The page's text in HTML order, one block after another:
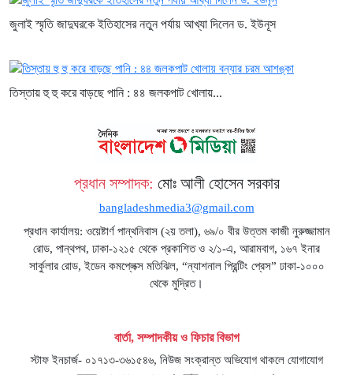
জুলাই স্মৃতি জাদুঘরকে ইতিহাসের নতুন পর্যায় আখ্যা দিলেন ড. ইউনূস
তিস্তায় হু হু করে বাড়ছে পানি : ৪৪ জলকপাট খোলায়...
প্রধান সম্পাদক: মোঃ আলী হোসেন সরকার
bangladeshmedia3@gmail.com
প্রধান কার্যালয়: ওয়েষ্টার্ণ পান্থনিবাস (২য় তলা), ৬৯/০ বীর উত্তম কাজী নুরুজ্জামান
রোড, পান্থপথ, ঢাকা-১২১৫ থেকে প্রকাশিত ও ২/১-এ, আরামবাগ, ১৬৭ ইনার
সার্কুলার রোড, ইডেন কমপ্লেক্স মতিঝিল, “ন্যাশনাল প্রিন্টিং প্রেস” ঢাকা-১০০০
থেকে মুদ্রিত।
বার্তা, সম্পাদকীয় ও ফিচার বিভাগ
স্টাফ ইনচার্জ- ০১৭১৩-৩৬১৫৪৬, নিউজ সংক্রান্ত অভিযোগ থাকলে যোগাযোগ